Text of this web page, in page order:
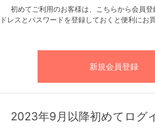
初めてご利用のお客様は、こちらから会員登
レスとパスワードを登録しておくと便利にお
2023年9月以降初めてログ